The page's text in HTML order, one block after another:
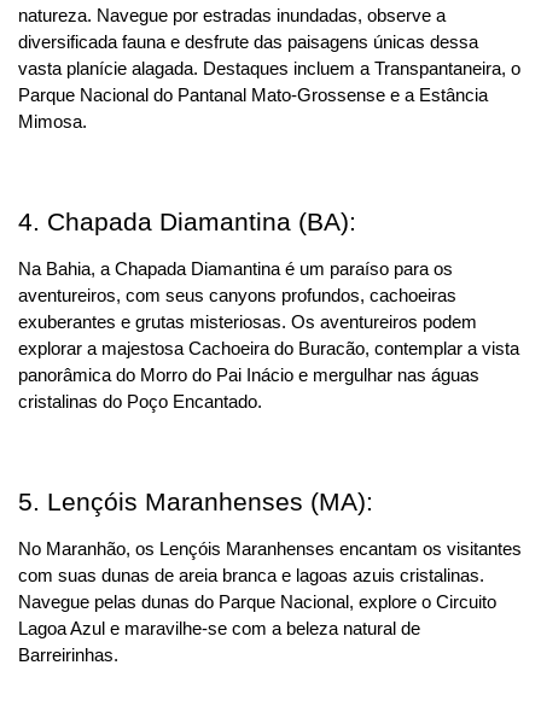
natureza. Navegue por estradas inundadas, observe a
diversificada fauna e desfrute das paisagens únicas dessa
vasta planície alagada. Destaques incluem a Transpantaneira, o
Parque Nacional do Pantanal Mato-Grossense e a Estância
Mimosa.
4. Chapada Diamantina (BA):
Na Bahia, a Chapada Diamantina é um paraíso para os
aventureiros, com seus canyons profundos, cachoeiras
exuberantes e grutas misteriosas. Os aventureiros podem
explorar a majestosa Cachoeira do Buracão, contemplar a vista
panorâmica do Morro do Pai Inácio e mergulhar nas águas
cristalinas do Poço Encantado.
5. Lençóis Maranhenses (MA):
No Maranhão, os Lençóis Maranhenses encantam os visitantes
com suas dunas de areia branca e lagoas azuis cristalinas.
Navegue pelas dunas do Parque Nacional, explore o Circuito
Lagoa Azul e maravilhe-se com a beleza natural de
Barreirinhas.